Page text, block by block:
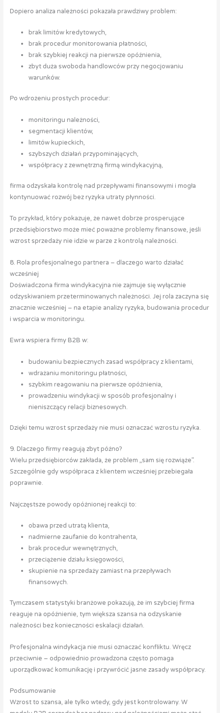
Dopiero analiza należności pokazała prawdziwy problem:
brak limitów kredytowych,
brak procedur monitorowania płatności,
brak szybkiej reakcji na pierwsze opóźnienia,
zbyt duża swoboda handlowców przy negocjowaniu
warunków.
Po wdrożeniu prostych procedur:
monitoringu należności,
segmentacji klientów,
limitów kupieckich,
szybszych działań przypominających,
współpracy z zewnętrzną firmą windykacyjną,
firma odzyskała kontrolę nad przepływami finansowymi i mogła
kontynuować rozwój bez ryzyka utraty płynności.
To przykład, który pokazuje, że nawet dobrze prosperujące
przedsiębiorstwo może mieć poważne problemy finansowe, jeśli
wzrost sprzedaży nie idzie w parze z kontrolą należności.
8. Rola profesjonalnego partnera – dlaczego warto działać
wcześniej
Doświadczona firma windykacyjna nie zajmuje się wyłącznie
odzyskiwaniem przeterminowanych należności. Jej rola zaczyna się
znacznie wcześniej – na etapie analizy ryzyka, budowania procedur
i wsparcia w monitoringu.
Ewra wspiera firmy B2B w:
budowaniu bezpiecznych zasad współpracy z klientami,
wdrażaniu monitoringu płatności,
szybkim reagowaniu na pierwsze opóźnienia,
prowadzeniu windykacji w sposób profesjonalny i
nieniszczący relacji biznesowych.
Dzięki temu wzrost sprzedaży nie musi oznaczać wzrostu ryzyka.
9. Dlaczego firmy reagują zbyt późno?
Wielu przedsiębiorców zakłada, że problem „sam się rozwiąże”.
Szczególnie gdy współpraca z klientem wcześniej przebiegała
poprawnie.
Najczęstsze powody opóźnionej reakcji to:
obawa przed utratą klienta,
nadmierne zaufanie do kontrahenta,
brak procedur wewnętrznych,
przeciążenie działu księgowości,
skupienie na sprzedaży zamiast na przepływach
finansowych.
Tymczasem statystyki branżowe pokazują, że im szybciej firma
reaguje na opóźnienie, tym większa szansa na odzyskanie
należności bez konieczności eskalacji działań.
Profesjonalna windykacja nie musi oznaczać konfliktu. Wręcz
przeciwnie – odpowiednio prowadzona często pomaga
uporządkować komunikację i przywrócić jasne zasady współpracy.
Podsumowanie
Wzrost to szansa, ale tylko wtedy, gdy jest kontrolowany. W